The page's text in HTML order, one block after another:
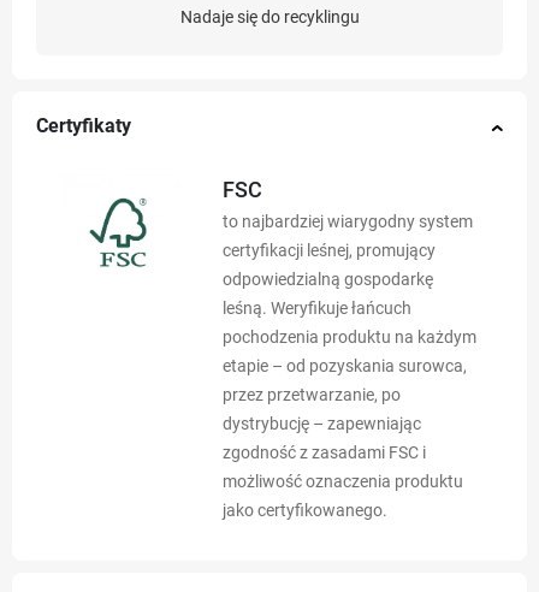
Nadaje się do recyklingu
Certyfikaty
FSC
to najbardziej wiarygodny system
certyfikacji leśnej, promujący
odpowiedzialną gospodarkę
leśną. Weryfikuje łańcuch
pochodzenia produktu na każdym
etapie – od pozyskania surowca,
przez przetwarzanie, po
dystrybucję – zapewniając
zgodność z zasadami FSC i
możliwość oznaczenia produktu
jako certyfikowanego.